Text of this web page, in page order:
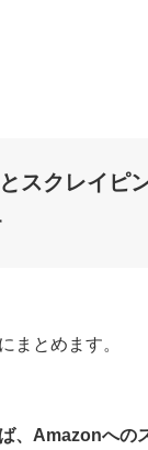
スクレイピ
まとめます。
、Amazonへの